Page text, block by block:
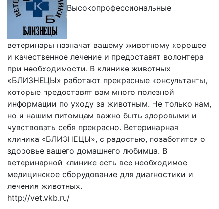
Высокопрофессиональные
ветеринары назначат вашему животному хорошее
и качественное лечение и предоставят волонтера
при необходимости. В клинике животных
«БЛИЗНЕЦЫ» работают прекрасные консультанты,
которые предоставят вам много полезной
информации по уходу за животным. Не только нам,
но и нашим питомцам важно быть здоровыми и
чувствовать себя прекрасно. Ветеринарная
клиника «БЛИЗНЕЦЫ», с радостью, позаботится о
здоровье вашего домашнего любимца. В
ветеринарной клинике есть все необходимое
медицинское оборудование для диагностики и
лечения животных.
http://vet.vkb.ru/